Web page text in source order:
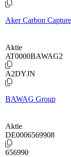
Aker Carbon
Aktie
AT0000BAWAG2
A2DYJN
BAWAG Group
Aktie
DE0006569908
656990